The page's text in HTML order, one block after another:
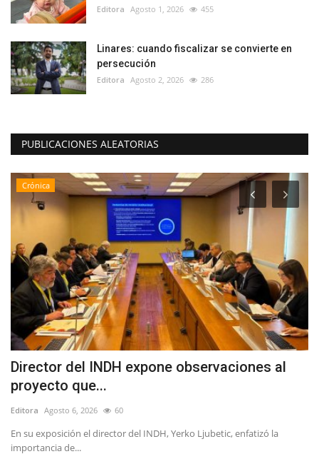
Editora Agosto 1, 2026 455
Linares: cuando fiscalizar se convierte en
persecución
Editora Agosto 2, 2026 286
PUBLICACIONES ALEATORIAS
Crónica
Director del INDH expone observaciones al
proyecto que...
Editora Agosto 6, 2026 60
En su exposición el director del INDH, Yerko Ljubetic, enfatizó la
importancia de...